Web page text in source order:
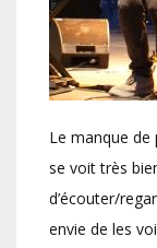
Le manque de
se voit très
d’écouter/
envie de les